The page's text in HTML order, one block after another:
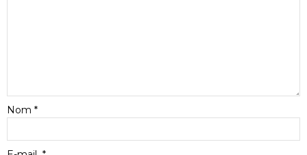
Nom *